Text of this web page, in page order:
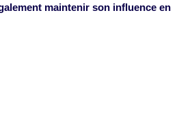
maintenir son influence en